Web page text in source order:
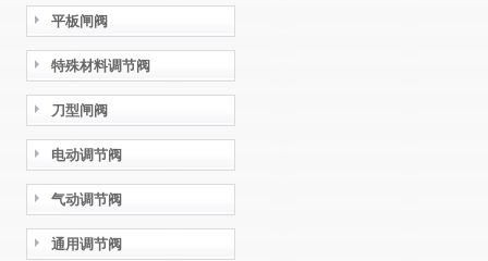
平板闸阀
特殊材料调节阀
刀型闸阀
电动调节阀
气动调节阀
通用调节阀